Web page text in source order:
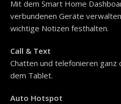
Mit dem Smart Home
verbundenen Geräte
wichtige Notizen festhalten.
Call & Text
Chatten und telefonieren ganz
dem Tablet.
Auto Hotspot